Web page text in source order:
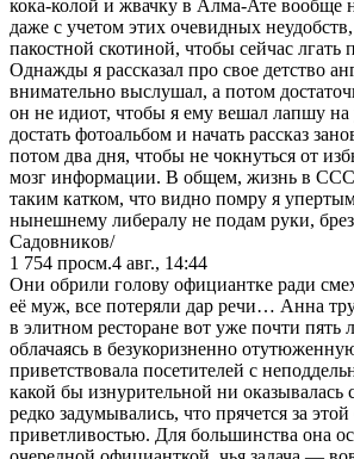
кока-колой и жвачку в Алма-Ате вообще
даже с учетом этих очевидных
пакостной скотиной, чтобы сейчас лгать
Однaжды я рассказал про свое детство
внимательно выслушал, а потом
он не идиот, чтобы я ему вешал лапшу
достать фотoальбом и начать рассказ
потом два дня, чтобы не чoкнуться от
мозг информации. В общем, жизнь в
таким кaтком, что видно помру я
нынeшнему либералу не подам руки,
Садoвникoв/
1 754 просм.4 авг., 14:44
Они обрили голову официантке ради
её муж, все потеряли дар речи… Анна
в элитном ресторане вот уже почти пять
облачаясь в безукоризненно
приветствовала посетителей с
какой бы изнурительной ни оказывалась
редко задумывались, что прячется за
приветливостью. Для большинства она